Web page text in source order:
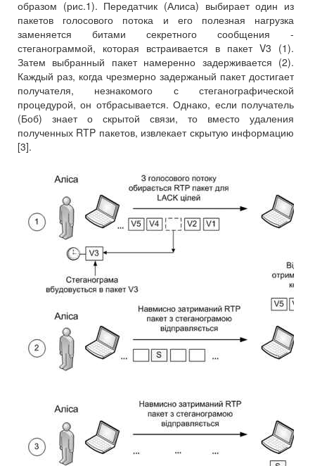
образом (рис.1). Передатчик (Алиса) выбирает один из
пакетов голосового потока и его полезная нагрузка
заменяется битами секретного сообщения -
стеганограммой, которая встраивается в пакет V3 (1).
Затем выбранный пакет намеренно задерживается (2).
Каждый раз, когда чрезмерно задержаный пакет достигает
получателя, незнакомого с стеганографической
процедурой, он отбрасывается. Однако, если получатель
(Боб) знает о скрытой связи, то вместо удаления
полученных RTP пакетов, извлекает скрытую информацию
[3].